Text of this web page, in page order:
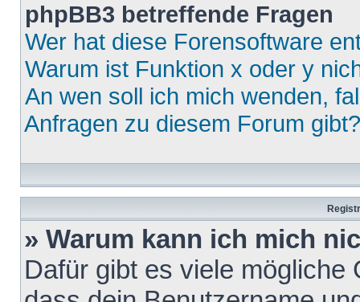
phpBB3 betreffende Fragen
Wer hat diese Forensoftware
Warum ist Funktion x oder y
An wen soll ich mich wenden,
Anfragen zu diesem Forum gibt?
» Warum kann ich mich
Dafür gibt es viele